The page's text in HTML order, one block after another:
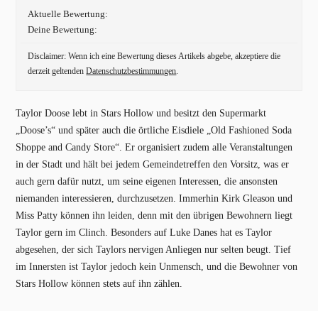
Aktuelle Bewertung:
Deine Bewertung:
Disclaimer: Wenn ich eine Bewertung dieses Artikels abgebe, akzeptiere die
derzeit geltendenDatenschutzbestimmungen.
Taylor Doose lebt in Stars Hollow und besitzt den Supermarkt
„Doose’s“ und später auch die örtliche Eisdiele „Old Fashioned Soda
Shoppe and Candy Store“. Er organisiert zudem alle Veranstaltungen
in der Stadt und hält bei jedem Gemeindetreffen den Vorsitz, was er
auch gern dafür nutzt, um seine eigenen Interessen, die ansonsten
niemanden interessieren, durchzusetzen. Immerhin Kirk Gleason und
Miss Patty können ihn leiden, denn mit den übrigen Bewohnern liegt
Taylor gern im Clinch. Besonders auf Luke Danes hat es Taylor
abgesehen, der sich Taylors nervigen Anliegen nur selten beugt. Tief
im Innersten ist Taylor jedoch kein Unmensch, und die Bewohner von
Stars Hollow können stets auf ihn zählen.